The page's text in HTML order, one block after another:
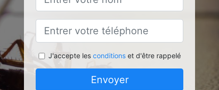
J'accepte les conditionset d'être rappelé
Envoyer